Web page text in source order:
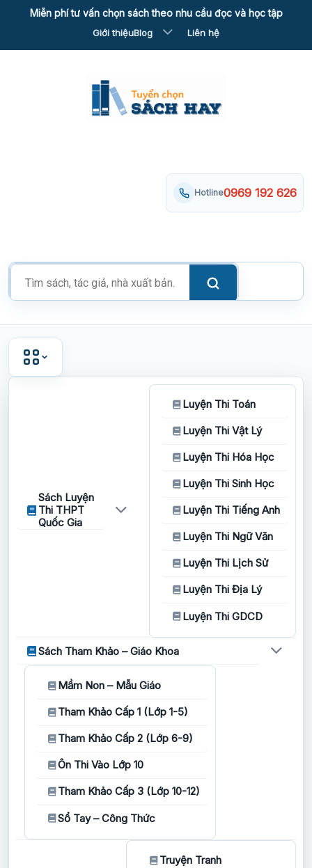
Miễn phí tư vấn chọn sách theo nhu cầu đọc và học tập
Giới thiệuBlog Liên hệ
Tìm
kiếm
phẩm
Hotline0969 192 626
Sách Luyện
Thi THPT
Quốc Gia
Luyện Thi Toán
Luyện Thi Vật Lý
Luyện Thi Hóa Học
Luyện Thi Sinh Học
Luyện Thi Tiếng Anh
Luyện Thi Ngữ Văn
Luyện Thi Lịch Sử
Luyện Thi Địa Lý
Luyện Thi GDCD
Sách Tham Khảo – Giáo Khoa
Mầm Non – Mẫu Giáo
Tham Khảo Cấp 1 (Lớp 1-5)
Tham Khảo Cấp 2 (Lớp 6-9)
Ôn Thi Vào Lớp 10
Tham Khảo Cấp 3 (Lớp 10-12)
Sổ Tay – Công Thức
Truyện Tranh